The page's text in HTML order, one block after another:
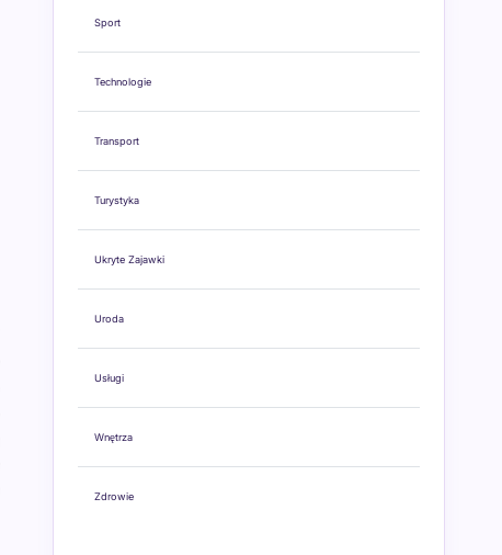
Sport
Technologie
Transport
Turystyka
Ukryte Zajawki
Uroda
Usługi
Wnętrza
Zdrowie